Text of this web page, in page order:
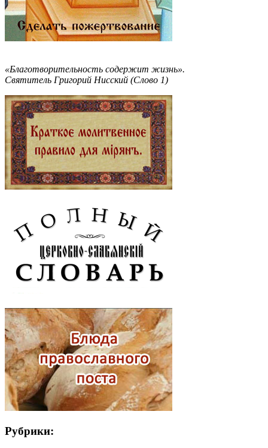
«Благотворительность содержит жизнь».
Святитель Григорий Нисский (Слово 1)
Рубрики: